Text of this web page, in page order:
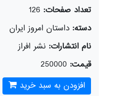
تعداد صفحات: 126
دسته: داستان امروز ایران
نام انتشارات: نشر افراز
قیمت: 250000
افزودن به سبد خرید